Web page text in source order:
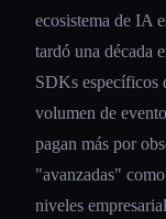
ecosistema de IA
tardó una década
SDKs específicos
volumen de
pagan más por
"avanzadas"
niveles